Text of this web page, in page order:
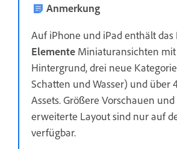
Anmerkung
Auf iPhone und iPad enthält das
Elemente Miniaturansichten
Hintergrund, drei neue
Schatten und Wasser) und über
Assets. Größere Vorschauen und
erweiterte Layout sind nur auf
verfügbar.